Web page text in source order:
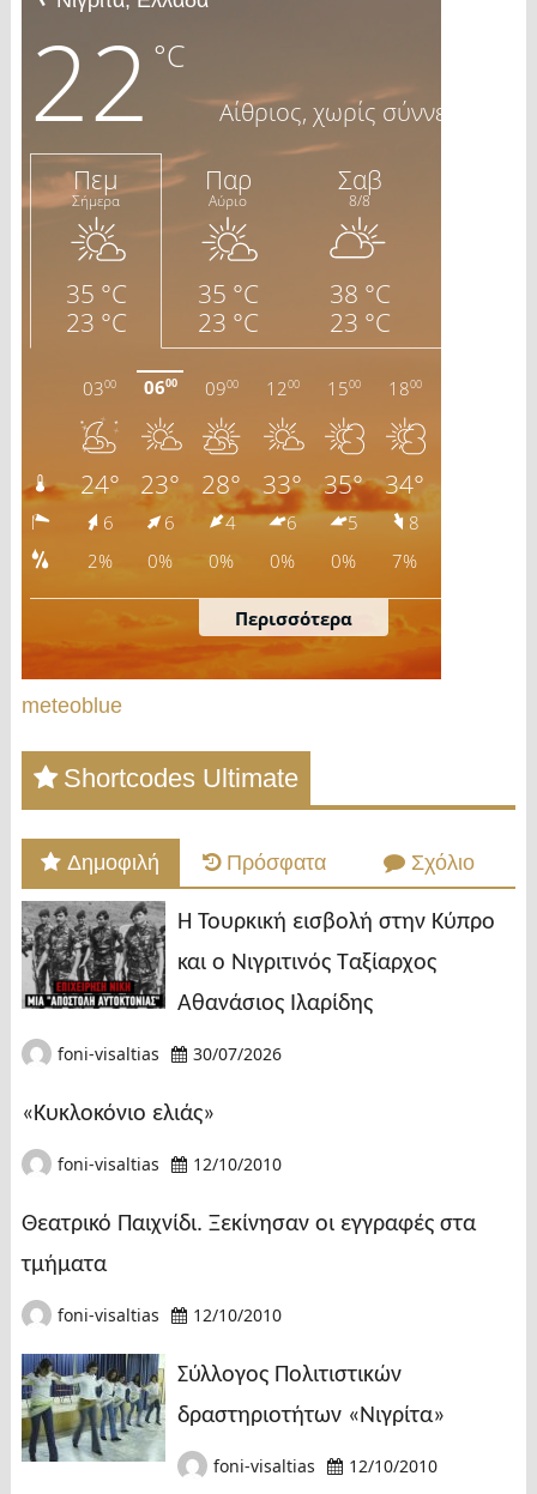
meteoblue
Shortcodes Ultimate
Δημοφιλή Πρόσφατα Σχόλιο
Η Τουρκική εισβολή στην Κύπρο
και ο Νιγριτινός Ταξίαρχος
Αθανάσιος Ιλαρίδης
foni-visaltias 30/07/2026
«Κυκλοκόνιο ελιάς»
foni-visaltias 12/10/2010
Θεατρικό Παιχνίδι. Ξεκίνησαν οι εγγραφές στα
τμήματα
foni-visaltias 12/10/2010
Σύλλογος Πολιτιστικών
δραστηριοτήτων «Νιγρίτα»
foni-visaltias 12/10/2010